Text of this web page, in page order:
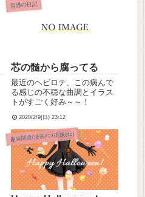
普通の日記
芯の髄から腐ってる
最近のヘビロテ、この病んで
る感じの不穏な曲調とイラス
トがすごく好み～～！
2020/2/9(日) 23:12
趣味関連(漫画ｱﾆﾒ排球etc)